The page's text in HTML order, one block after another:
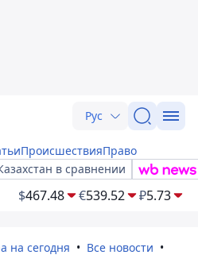
Рус
ПроисшествияПраво
в сравнении
$467.48 €539.52 ₽5.73
на сегодня
Все новости